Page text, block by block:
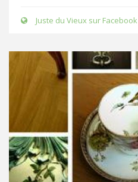
Juste du Vieux sur Facebook